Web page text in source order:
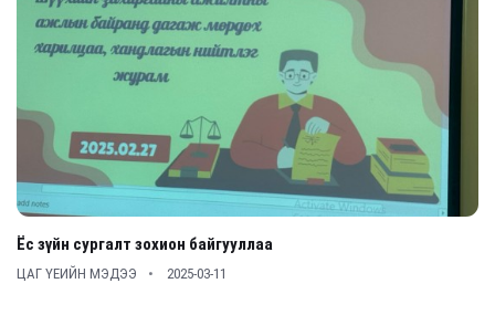
Ёс зүйн сургалт зохион байгууллаа
ЦАГ ҮЕИЙН МЭДЭЭ 2025-03-11